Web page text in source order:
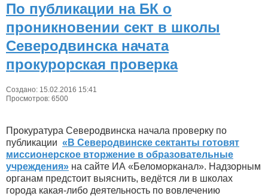
По публикации на БК о
проникновении сект в школы
Северодвинска начата
прокурорская проверка
Создано: 15.02.2016 15:41
Просмотров: 6500
Прокуратура Северодвинска начала проверку по
публикации «В Северодвинске сектанты готовят
миссионерское вторжение в образовательные
учреждения» на сайте ИА «Беломорканал». Надзорным
органам предстоит выяснить, ведётся ли в школах
города какая-либо деятельность по вовлечению